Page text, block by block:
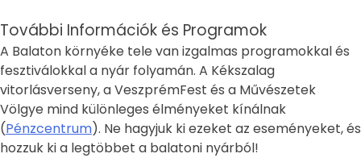
További Információk és Programok
A Balaton környéke tele van izgalmas programokkal és
fesztiválokkal a nyár folyamán. A Kékszalag
vitorlásverseny, a VeszprémFest és a Művészetek
Völgye mind különleges élményeket kínálnak​
(Pénzcentrum)​. Ne hagyjuk ki ezeket az eseményeket, és
hozzuk ki a legtöbbet a balatoni nyárból!